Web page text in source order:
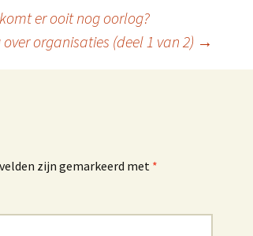
er ooit nog oorlog?
organisaties (deel 1 van 2) →
zijn gemarkeerd met *